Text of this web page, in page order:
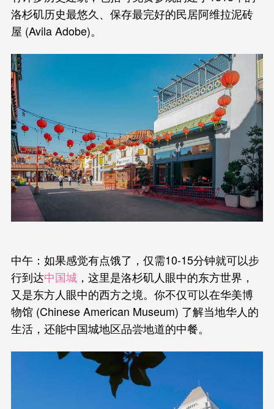
洛杉矶历史最悠久、保存最完好的民居阿维拉泥砖
屋 (Avila Adobe)。
中午：如果感觉有点饿了，仅需10-15分钟就可以步
行到达中国城，这里是洛杉矶人眼中的东方世界，
又是东方人眼中的西方之境。你不仅可以在华美博
物馆 (Chinese American Museum) 了解当地华人的
生活，还能中国城地区品尝地道的中餐。